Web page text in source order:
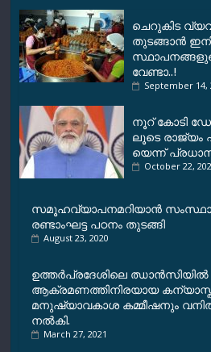
k
p
m
k
ചെറുകിട
തുടങ്ങാന്‍
വേണ്ടാ..!
September 14,
നൂ​റ് കോ​ടി
ലൂ​ടെ രാ​ജ്യം
യെ​ന്ന്
October 22,
സമൂഹവ്യാപനമറിയാന്‍
രണ്ടാംഘട്ട പഠനം തുടങ്ങി
August 23, 2020
ഉത്തര്‍പ്രദേശിലെ ഝാന്‍സിയില്‍
ആക്രമണത്തിനിരയായ
മനുഷ്യാവകാശ കമ്മീഷനും
നല്‍കി.
March 27, 2021